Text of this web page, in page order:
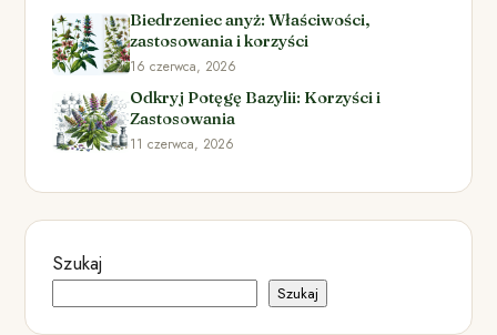
Biedrzeniec anyż: Właściwości,
zastosowania i korzyści
16 czerwca, 2026
Odkryj Potęgę Bazylii: Korzyści i
Zastosowania
11 czerwca, 2026
Szukaj
Szukaj